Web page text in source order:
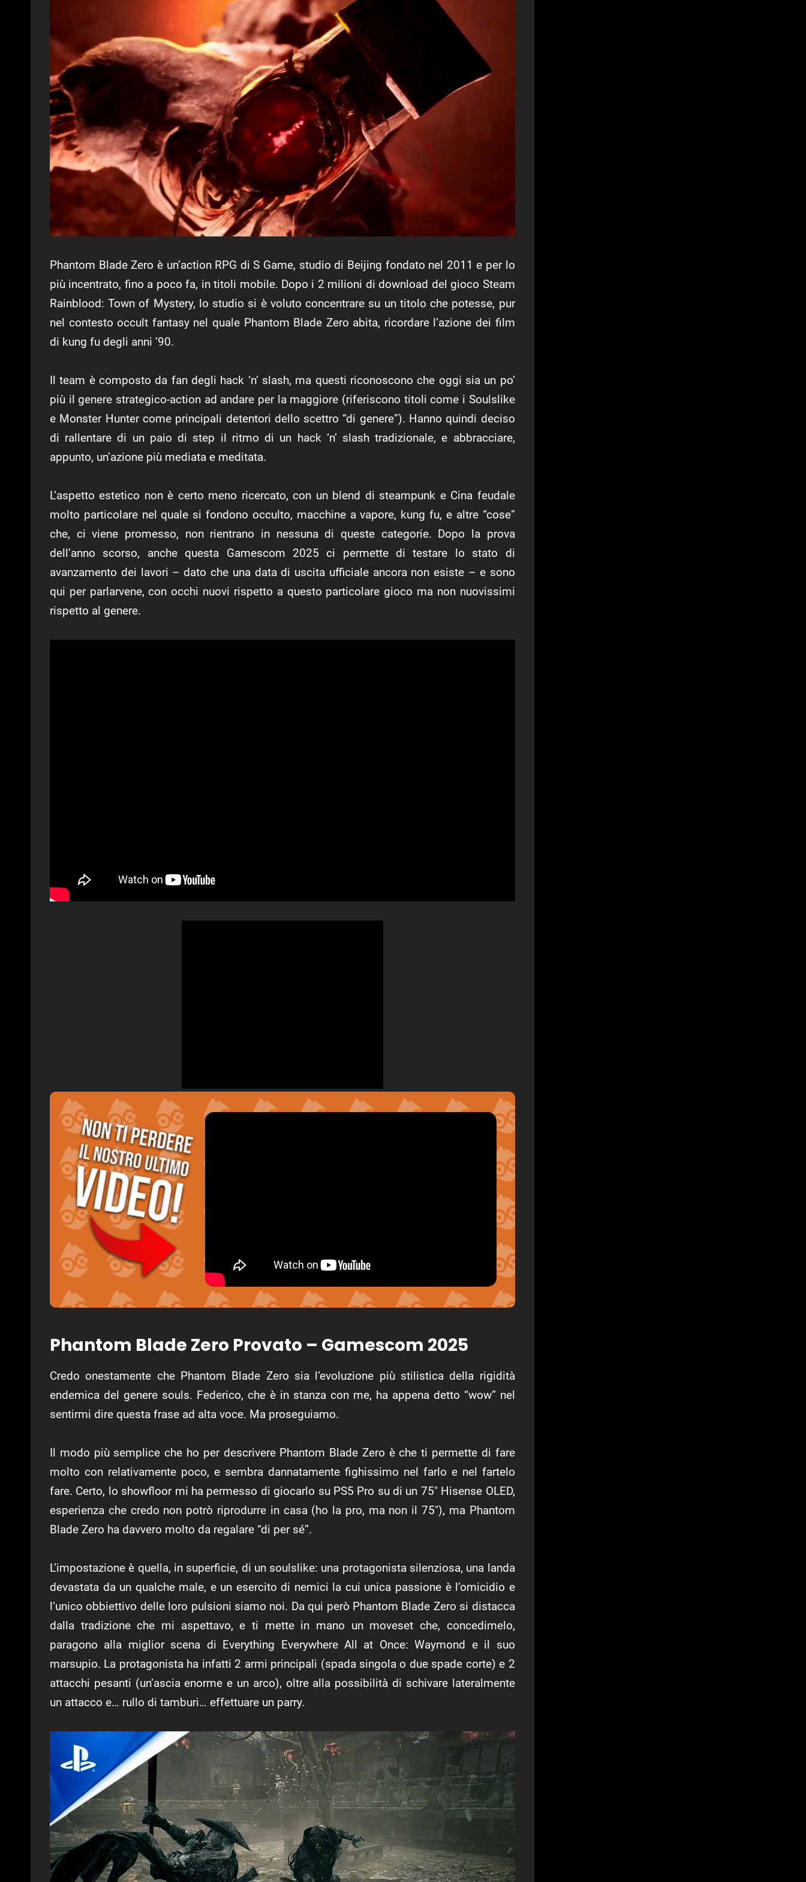
Phantom Blade Zero è un’action RPG di S Game, studio di Beijing fondato nel 2011 e per lo
più incentrato, fino a poco fa, in titoli mobile. Dopo i 2 milioni di download del gioco Steam
Rainblood: Town of Mystery, lo studio si è voluto concentrare su un titolo che potesse, pur
nel contesto occult fantasy nel quale Phantom Blade Zero abita, ricordare l’azione dei film
di kung fu degli anni ’90.
Il team è composto da fan degli hack ‘n’ slash, ma questi riconoscono che oggi sia un po’
più il genere strategico-action ad andare per la maggiore (riferiscono titoli come i Soulslike
e Monster Hunter come principali detentori dello scettro “di genere”). Hanno quindi deciso
di rallentare di un paio di step il ritmo di un hack ‘n’ slash tradizionale, e abbracciare,
appunto, un’azione più mediata e meditata.
L’aspetto estetico non è certo meno ricercato, con un blend di steampunk e Cina feudale
molto particolare nel quale si fondono occulto, macchine a vapore, kung fu, e altre “cose”
che, ci viene promesso, non rientrano in nessuna di queste categorie. Dopo la prova
dell’anno scorso, anche questa Gamescom 2025 ci permette di testare lo stato di
avanzamento dei lavori – dato che una data di uscita ufficiale ancora non esiste – e sono
qui per parlarvene, con occhi nuovi rispetto a questo particolare gioco ma non nuovissimi
rispetto al genere.
Phantom Blade Zero Provato – Gamescom 2025
Credo onestamente che Phantom Blade Zero sia l’evoluzione più stilistica della rigidità
endemica del genere souls. Federico, che è in stanza con me, ha appena detto “wow” nel
sentirmi dire questa frase ad alta voce. Ma proseguiamo.
Il modo più semplice che ho per descrivere Phantom Blade Zero è che ti permette di fare
molto con relativamente poco, e sembra dannatamente fighissimo nel farlo e nel fartelo
fare. Certo, lo showfloor mi ha permesso di giocarlo su PS5 Pro su di un 75″ Hisense OLED,
esperienza che credo non potrò riprodurre in casa (ho la pro, ma non il 75″), ma Phantom
Blade Zero ha davvero molto da regalare “di per sé”.
L’impostazione è quella, in superficie, di un soulslike: una protagonista silenziosa, una landa
devastata da un qualche male, e un esercito di nemici la cui unica passione è l’omicidio e
l’unico obbiettivo delle loro pulsioni siamo noi. Da qui però Phantom Blade Zero si distacca
dalla tradizione che mi aspettavo, e ti mette in mano un moveset che, concedimelo,
paragono alla miglior scena di Everything Everywhere All at Once: Waymond e il suo
marsupio. La protagonista ha infatti 2 armi principali (spada singola o due spade corte) e 2
attacchi pesanti (un’ascia enorme e un arco), oltre alla possibilità di schivare lateralmente
un attacco e… rullo di tamburi… effettuare un parry.